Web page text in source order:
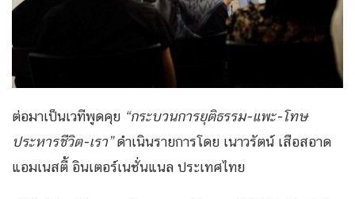
ต่อมาเป็นเวทีพูดคุย “กระบวนการยุติธรรม-แพะ-โทษ
ประหารชีวิต-เรา”ดำเนินรายการโดย เนาวรัตน์ เสือสอาด
แอมเนสตี้ อินเตอร์เนชั่นแนล ประเทศไทย